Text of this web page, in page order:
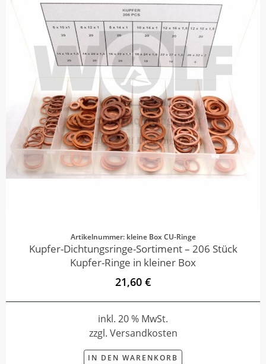
Artikelnummer: kleine Box CU-Ringe
Kupfer-Dichtungsringe-Sortiment – 206 Stück
Kupfer-Ringe in kleiner Box
21,60 €
inkl. 20 % MwSt.
zzgl. Versandkosten
IN DEN WARENKORB